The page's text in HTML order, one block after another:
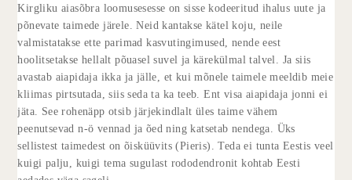
Kirgliku aiasõbra loomusesesse on sisse kodeeritud ihalus uute ja
põnevate taimede järele. Neid kantakse kätel koju, neile
valmistatakse ette parimad kasvutingimused, nende eest
hoolitsetakse hellalt põuasel suvel ja kärekülmal talvel. Ja siis
avastab aiapidaja ikka ja jälle, et kui mõnele taimele meeldib meie
kliimas pirtsutada, siis seda ta ka teeb. Ent visa aiapidaja jonni ei
jäta. See rohenäpp otsib järjekindlalt üles taime vähem
peenutsevad n-ö vennad ja õed ning katsetab nendega. Üks
sellistest taimedest on õisküüvits (Pieris). Teda ei tunta Eestis veel
kuigi palju, kuigi tema sugulast rododendronit kohtab Eesti